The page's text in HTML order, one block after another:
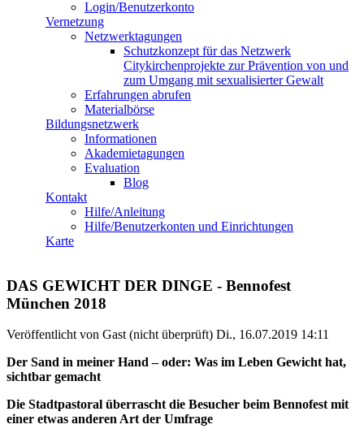
Login/Benutzerkonto
Vernetzung
Netzwerktagungen
Schutzkonzept für das Netzwerk
Citykirchenprojekte zur Prävention von und
zum Umgang mit sexualisierter Gewalt
Erfahrungen abrufen
Materialbörse
Bildungsnetzwerk
Informationen
Akademietagungen
Evaluation
Blog
Kontakt
Hilfe/Anleitung
Hilfe/Benutzerkonten und Einrichtungen
Karte
DAS GEWICHT DER DINGE - Bennofest
München 2018
Veröffentlicht von Gast (nicht überprüft) Di., 16.07.2019 14:11
Der Sand in meiner Hand – oder: Was im Leben Gewicht hat,
sichtbar gemacht
Die Stadtpastoral überrascht die Besucher beim Bennofest mit
einer etwas anderen Art der Umfrage